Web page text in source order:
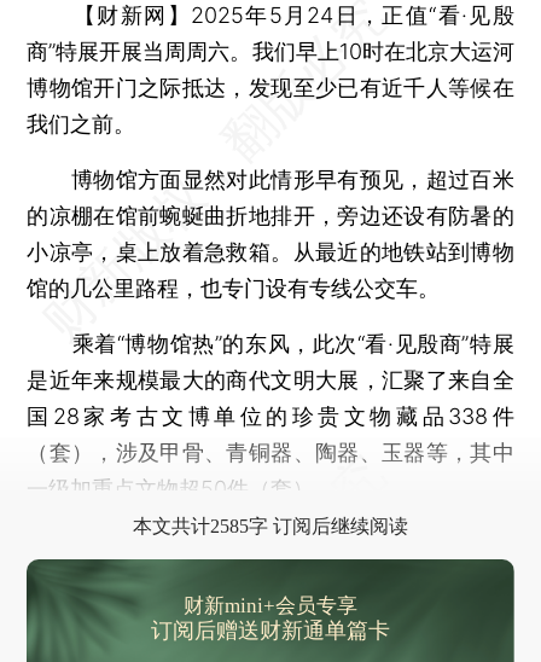
【财新网】 2025年5月24日，正值“看·见殷
商”特展开展当周周六。我们早上10时在北京大运河
博物馆开门之际抵达，发现至少已有近千人等候在
我们之前。
博物馆方面显然对此情形早有预见，超过百米
的凉棚在馆前蜿蜒曲折地排开，旁边还设有防暑的
小凉亭，桌上放着急救箱。从最近的地铁站到博物
馆的几公里路程，也专门设有专线公交车。
乘着“博物馆热”的东风，此次“看·见殷商”特展
是近年来规模最大的商代文明大展，汇聚了来自全
国28家考古文博单位的珍贵文物藏品338件
（套），涉及甲骨、青铜器、陶器、玉器等，其中
一级加重点文物超50件（套）。
本文共计2585字 订阅后继续阅读
财新mini+会员专享
订阅后赠送财新通单篇卡